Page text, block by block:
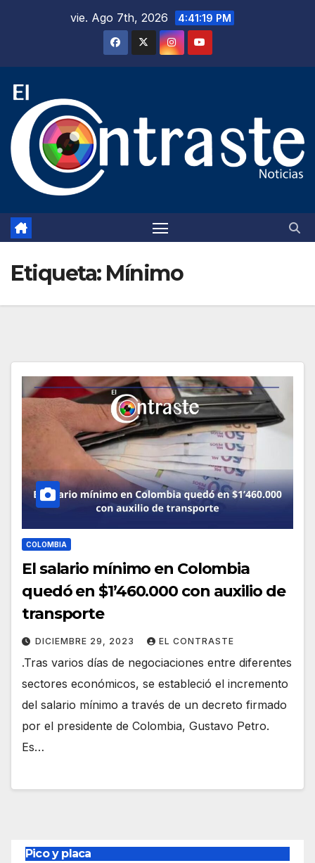
vie. Ago 7th, 2026 4:41:19 PM
Etiqueta: Mínimo
COLOMBIA
El salario mínimo en Colombia
quedó en $1’460.000 con auxilio de
transporte
DICIEMBRE 29, 2023 EL CONTRASTE
.Tras varios días de negociaciones entre diferentes
sectores económicos, se estableció el incremento
del salario mínimo a través de un decreto firmado
por el presidente de Colombia, Gustavo Petro.
Es…
Pico y placa